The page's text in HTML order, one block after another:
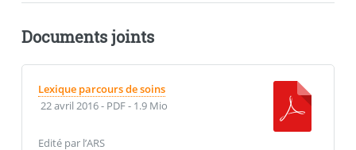
Documents joints
Lexique parcours de soins
22 avril 2016- PDF- 1.9 Mio
Edité par l’ARS